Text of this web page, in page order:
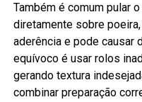
Também é comum pular
diretamente sobre
aderência e pode causar
equívoco é usar rolos
gerando textura
combinar preparação